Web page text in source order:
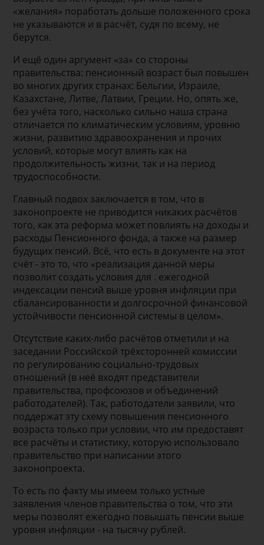
«желания» поработать дольше положенного срока
не указываются и в расчёт, судя по всему, не
берутся.
И ещё один аргумент «за» со стороны
правительства: пенсионный возраст был повышен
во многих других странах: Бельгии, Израиле,
Казахстане, Литве, Латвии, Греции. Но, опять же,
без учёта того, насколько сильно наша страна
отличается по климатическим условиям, уровню
жизни, развитию здравоохранения и прочих
условий, которые могут влиять как на
продолжительность жизни, так и на период
трудоспособности.
Главный подвох заключается в том, что в
законопроекте не приводится никаких расчётов
того, как эта реформа может повлиять на доходы и
расходы Пенсионного фонда, а также на размер
будущих пенсий. Всё, что есть в документе на этот
счёт - это то, что «реализация данной меры
позволит создать условия для . ежегодной
индексации пенсий выше уровня инфляции при
сбалансированности и долгосрочной финансовой
устойчивости пенсионной системы в целом».
Отсутствие каких-либо расчётов отметили и на
заседании Российской трёхсторонней комиссии
по регулированию социально-трудовых
отношений (в неё входят представители
правительства, профсоюзов и объединений
работодателей). Так, работодатели заявили, что
поддержат эту схему повышения пенсионного
возраста только при условии, что им предоставят
все расчёты и статистику, которую использовало
правительство при написании этого
законопроекта.
То есть по факту мы имеем только устные
заявления членов правительства о том, что эти
меры позволят ежегодно повышать пенсии выше
уровня инфляции - на тысячу рублей.